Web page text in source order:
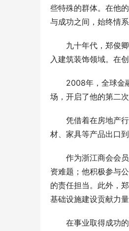
些特殊的群体。在他
与成功之间，始终情
九十年代，郑俊
入建筑装饰领域。在
2008年，全球金
场，开启了他的第二次
凭借着在房地产
材、家具等产品出口
作为浙江商会会
资难题；他积极参与
的责任担当。此外，
基础设施建设贡献力
在事业取得成功
刻丝工艺，东方金艺｜君佩